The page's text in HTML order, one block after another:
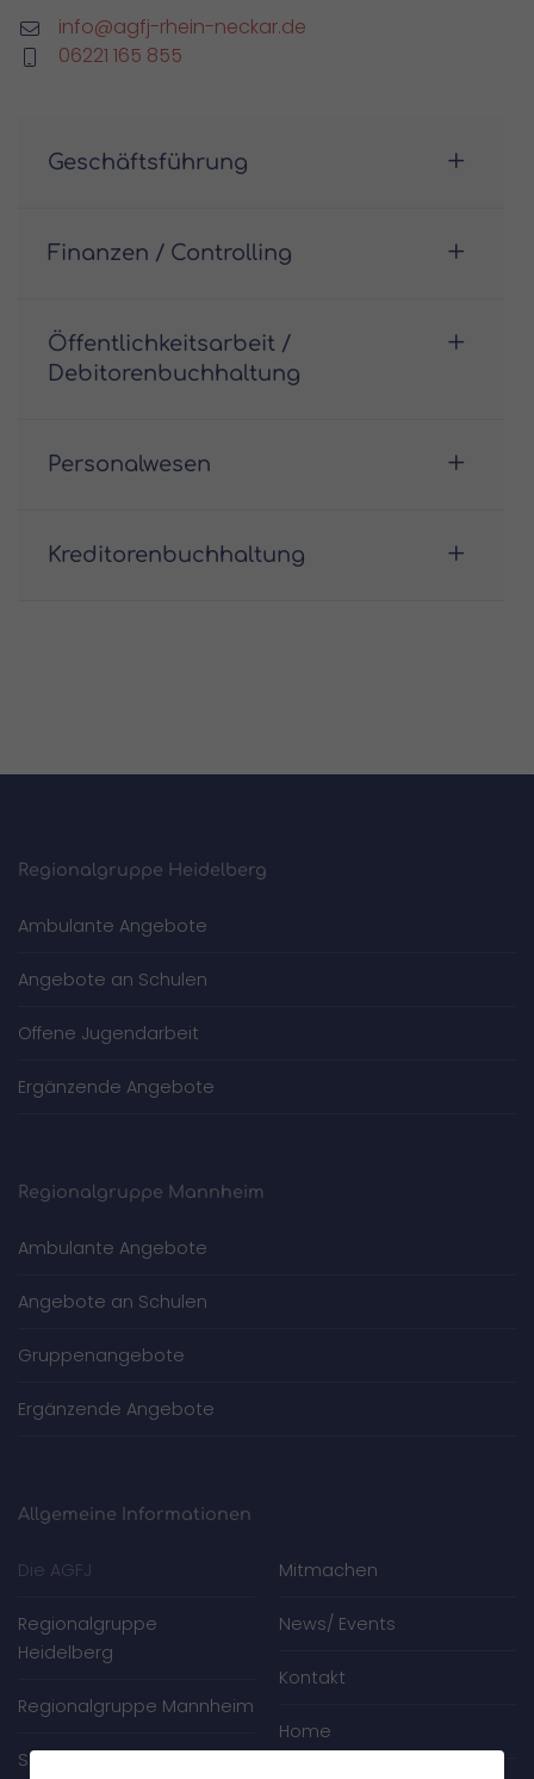
info@agfj-rhein-neckar.de
06221 165 855
Geschäftsführung
Finanzen / Controlling
Öffentlichkeitsarbeit /
Debitorenbuchhaltung
Personalwesen
Kreditorenbuchhaltung
Regionalgruppe Heidelberg
Ambulante Angebote
Angebote an Schulen
Offene Jugendarbeit
Ergänzende Angebote
Regionalgruppe Mannheim
Ambulante Angebote
Angebote an Schulen
Gruppenangebote
Ergänzende Angebote
Allgemeine Informationen
Die AGFJ
Regionalgruppe
Heidelberg
Regionalgruppe Mannheim
Spenden
Mitmachen
News/ Events
Kontakt
Home